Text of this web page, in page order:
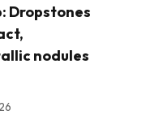
Dropstones
nodules